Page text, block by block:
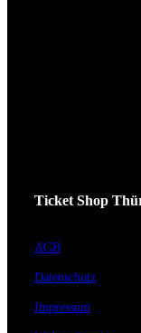
Ticket Shop
AGB
Datenschutz
Impressum